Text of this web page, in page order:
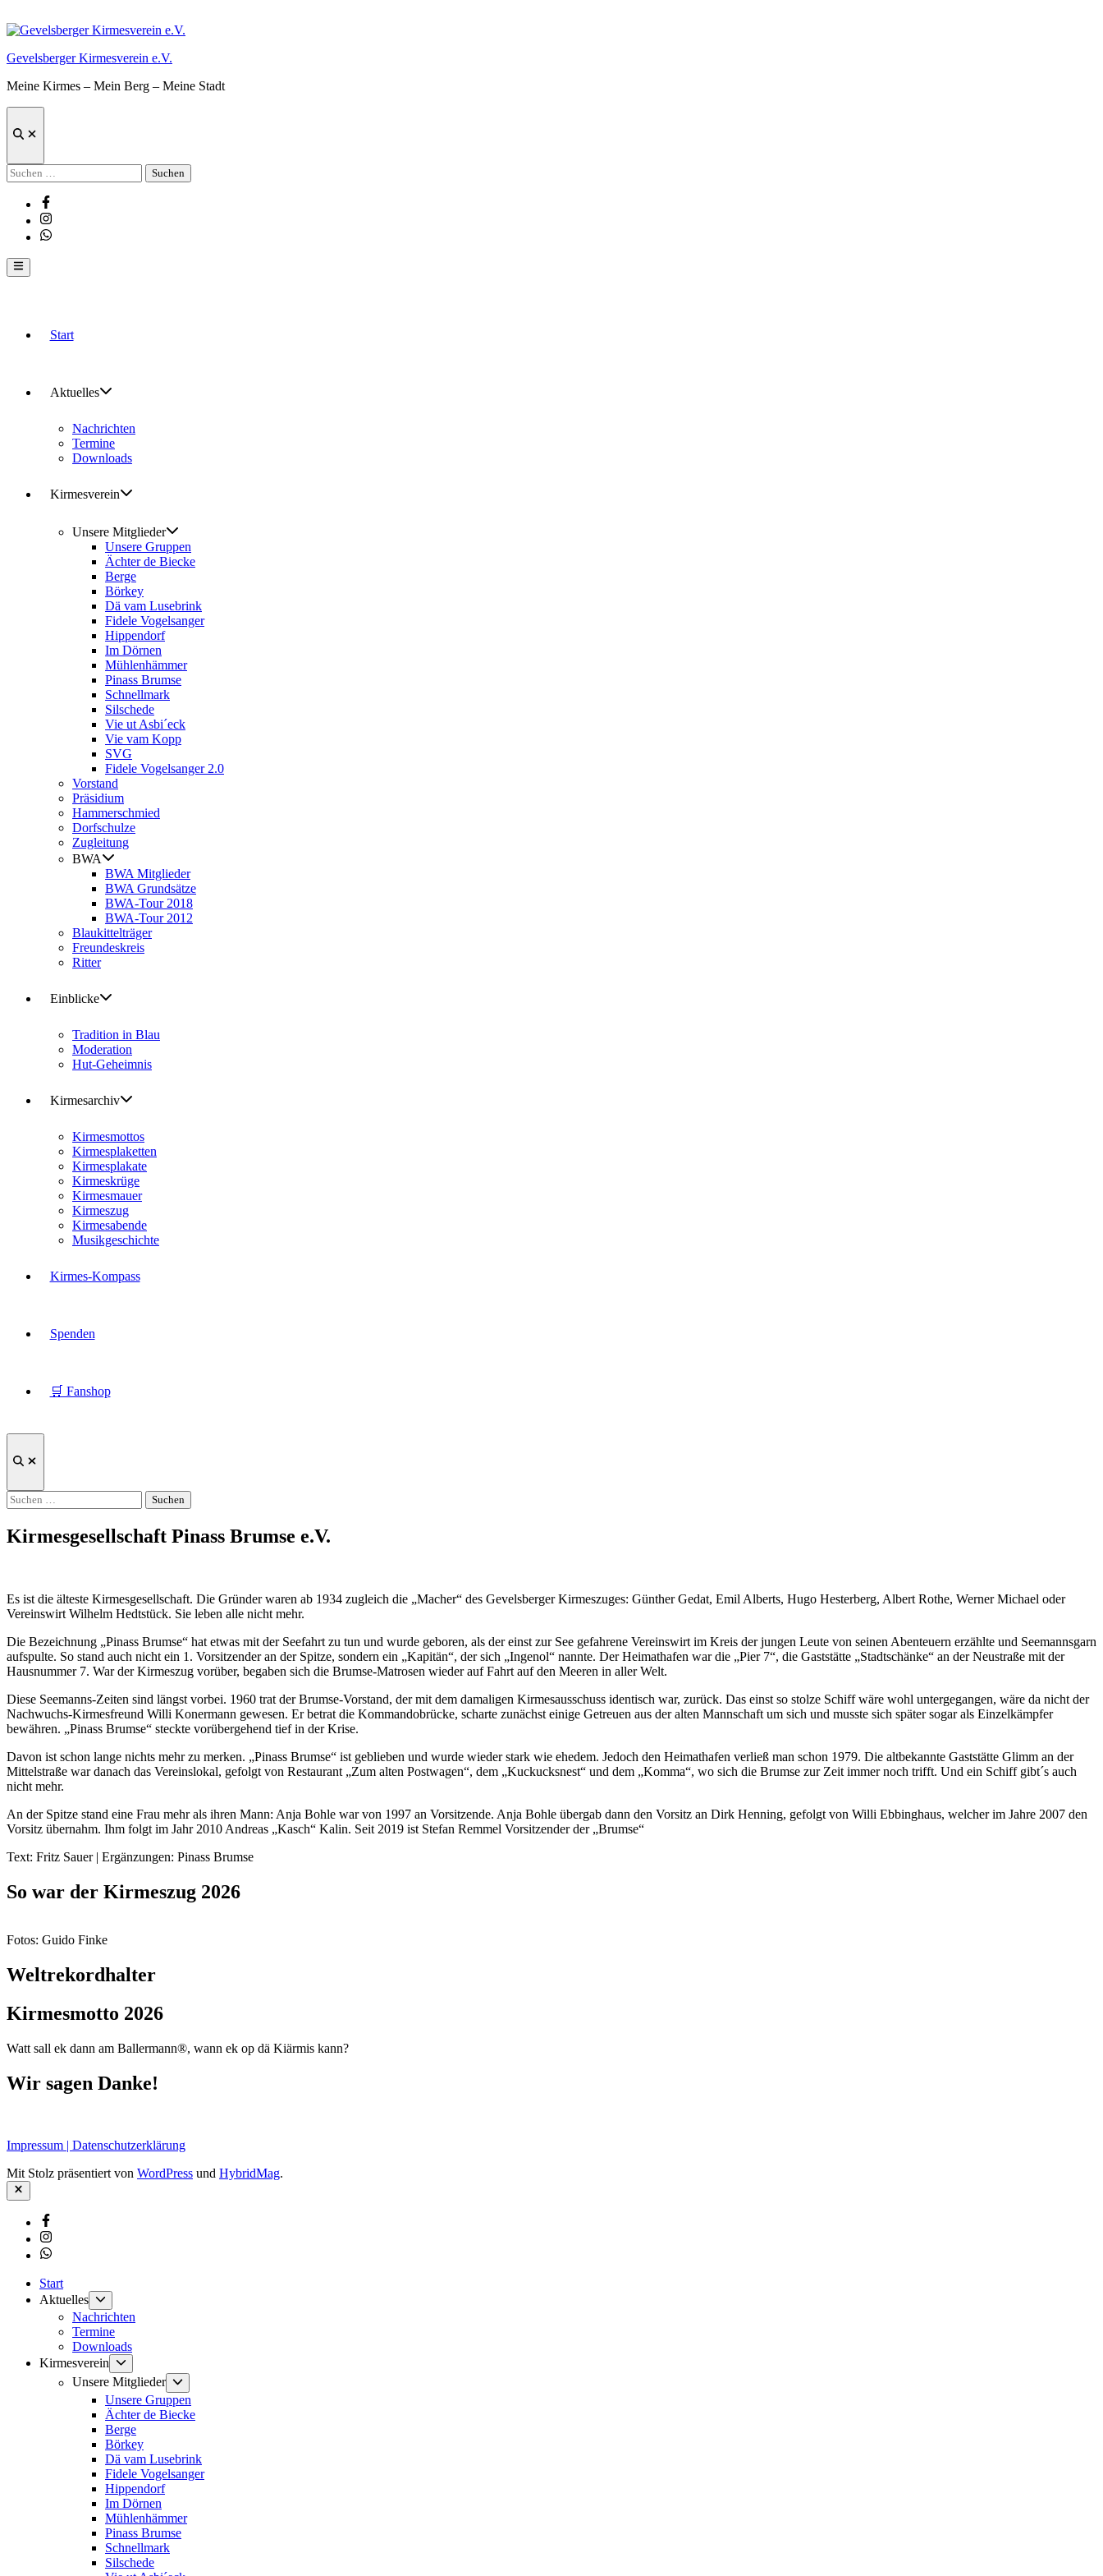
Inhalt
Gevelsberger Kirmesverein e.V.
Meine Kirmes – Mein Berg – Meine Stadt
Suche
Suchen
nach:
Facebook
Instagram
Whatsapp
Hauptmenü
Start
Aktuelles
Nachrichten
Termine
Downloads
Kirmesverein
Unsere Mitglieder
Unsere Gruppen
Ächter de Biecke
Berge
Börkey
Dä vam Lusebrink
Fidele Vogelsanger
Hippendorf
Im Dörnen
Mühlenhämmer
Pinass Brumse
Schnellmark
Silschede
Vie ut Asbi´eck
Vie vam Kopp
SVG
Fidele Vogelsanger 2.0
Vorstand
Präsidium
Hammerschmied
Dorfschulze
Zugleitung
BWA
BWA Mitglieder
BWA Grundsätze
BWA-Tour 2018
BWA-Tour 2012
Blaukittelträger
Freundeskreis
Ritter
Einblicke
Tradition in Blau
Moderation
Hut-Geheimnis
Kirmesarchiv
Kirmesmottos
Kirmesplaketten
Kirmesplakate
Kirmeskrüge
Kirmesmauer
Kirmeszug
Kirmesabende
Musikgeschichte
Kirmes-Kompass
Spenden
🛒 Fanshop
Suche
Suchen
nach:
Kirmesgesellschaft Pinass Brumse e.V.
Es ist die älteste Kirmesgesellschaft. Die Gründer waren ab 1934 zugleich die „Macher“ des Gevelsberger Kirmeszuges: Günther Gedat, Emil Alberts, Hugo Hesterberg, Albert Rothe, Werner Michael oder
Vereinswirt Wilhelm Hedtstück. Sie leben alle nicht mehr.
Die Bezeichnung „Pinass Brumse“ hat etwas mit der Seefahrt zu tun und wurde geboren, als der einst zur See gefahrene Vereinswirt im Kreis der jungen Leute von seinen Abenteuern erzählte und Seemannsgarn
aufspulte. So stand auch nicht ein 1. Vorsitzender an der Spitze, sondern ein „Kapitän“, der sich „Ingenol“ nannte. Der Heimathafen war die „Pier 7“, die Gaststätte „Stadtschänke“ an der Neustraße mit der
Hausnummer 7. War der Kirmeszug vorüber, begaben sich die Brumse-Matrosen wieder auf Fahrt auf den Meeren in aller Welt.
Diese Seemanns-Zeiten sind längst vorbei. 1960 trat der Brumse-Vorstand, der mit dem damaligen Kirmesausschuss identisch war, zurück. Das einst so stolze Schiff wäre wohl untergegangen, wäre da nicht der
Nachwuchs-Kirmesfreund Willi Konermann gewesen. Er betrat die Kommandobrücke, scharte zunächst einige Getreuen aus der alten Mannschaft um sich und musste sich später sogar als Einzelkämpfer
bewähren. „Pinass Brumse“ steckte vorübergehend tief in der Krise.
Davon ist schon lange nichts mehr zu merken. „Pinass Brumse“ ist geblieben und wurde wieder stark wie ehedem. Jedoch den Heimathafen verließ man schon 1979. Die altbekannte Gaststätte Glimm an der
Mittelstraße war danach das Vereinslokal, gefolgt von Restaurant „Zum alten Postwagen“, dem „Kuckucksnest“ und dem „Komma“, wo sich die Brumse zur Zeit immer noch trifft. Und ein Schiff gibt´s auch
nicht mehr.
An der Spitze stand eine Frau mehr als ihren Mann: Anja Bohle war von 1997 an Vorsitzende. Anja Bohle übergab dann den Vorsitz an Dirk Henning, gefolgt von Willi Ebbinghaus, welcher im Jahre 2007 den
Vorsitz übernahm. Ihm folgt im Jahr 2010 Andreas „Kasch“ Kalin. Seit 2019 ist Stefan Remmel Vorsitzender der „Brumse“
Text: Fritz Sauer | Ergänzungen: Pinass Brumse
So war der Kirmeszug 2026
Fotos: Guido Finke
Weltrekordhalter
Kirmesmotto 2026
Watt sall ek dann am Ballermann®, wann ek op dä Kiärmis kann?
Wir sagen Danke!
Impressum | Datenschutzerklärung
Mit Stolz präsentiert von WordPress und HybridMag.
Schließen
Facebook
Instagram
Whatsapp
Start
Aktuelles
anzeigen
Nachrichten
Termine
Downloads
Kirmesverein
anzeigen
Unsere Mitglieder
Untermenü
anzeigen
Unsere Gruppen
Ächter de Biecke
Berge
Börkey
Dä vam Lusebrink
Fidele Vogelsanger
Hippendorf
Im Dörnen
Mühlenhämmer
Pinass Brumse
Schnellmark
Silschede